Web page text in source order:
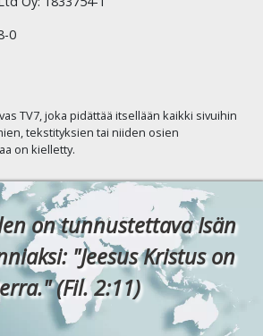
0
TV7, joka pidättää itsellään kaikki sivuihin
tekstityksien tai niiden osien
on kielletty.
on tunnustettava Isän
"Jeesus Kristus on
(Fil. 2:11)